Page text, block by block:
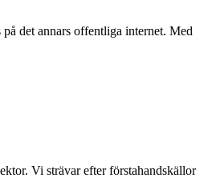
det annars offentliga internet. Med
Vi strävar efter förstahandskällor